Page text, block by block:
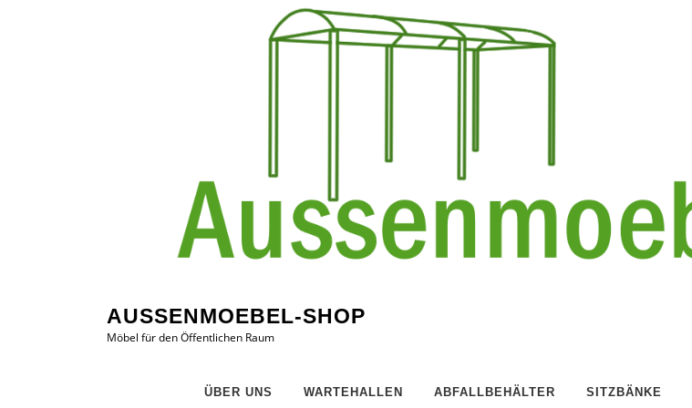
AUSSENMOEBEL-SHOP
Möbel für den Öffentlichen Raum
ÜBER UNS WARTEHALLEN ABFALLBEHÄLTER SITZBÄNKE